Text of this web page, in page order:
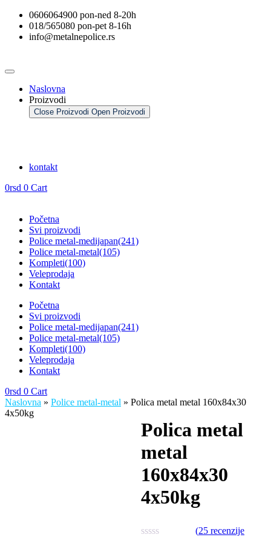
Skip
0606064900 pon-ned 8-20h
018/565080 pon-pet 8-16h
info@metalnepolice.rs
Naslovna
Proizvodi
Close Proizvodi Open Proizvodi
kontakt
0rsd 0 Cart
Početna
Svi proizvodi
Police metal-medijapan(241)
Police metal-metal(105)
Kompleti(100)
Veleprodaja
Kontakt
Početna
Svi proizvodi
Police metal-medijapan(241)
Police metal-metal(105)
Kompleti(100)
Veleprodaja
Kontakt
0rsd 0 Cart
Naslovna » Police metal-metal » Polica metal metal 160x84x30
4x50kg
Polica metal
metal
160x84x30
4x50kg
(25 recenzije